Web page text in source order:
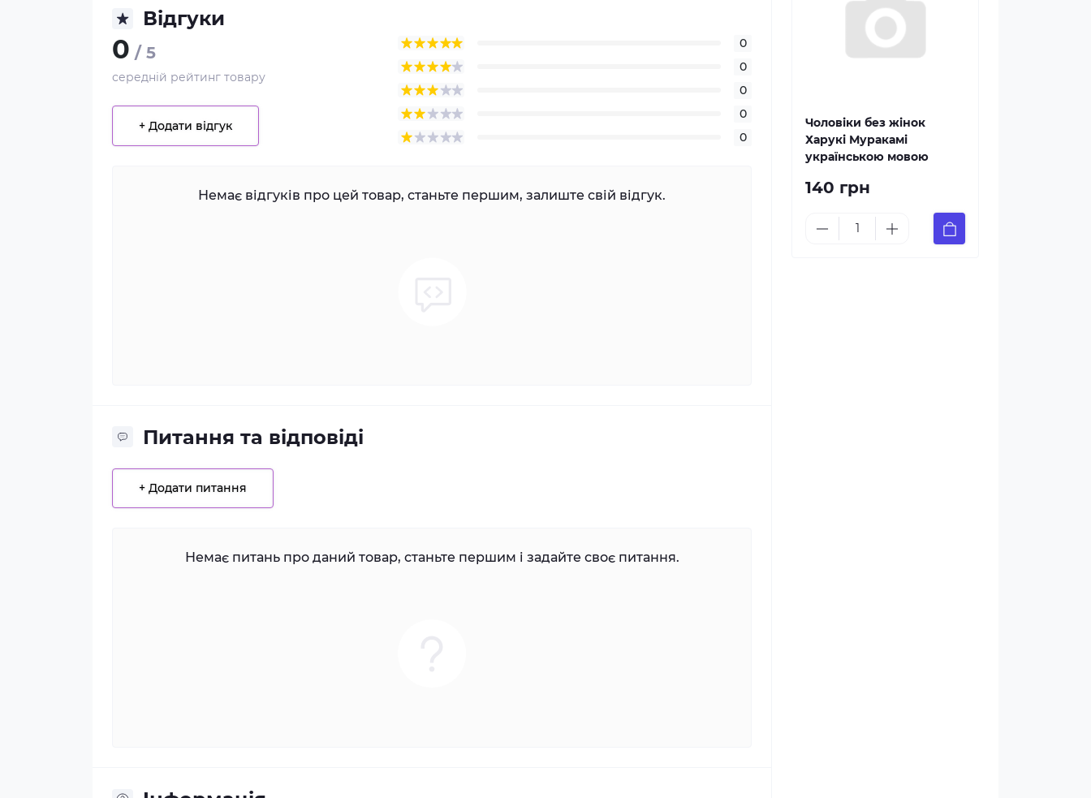
Відгуки
0 / 5
середній рейтинг товару
+ Додати відгук
0
0
0
0
0
Немає відгуків про цей товар, станьте першим, залиште свій відгук.
Питання та відповіді
+ Додати питання
Немає питань про даний товар, станьте першим і задайте своє питання.
Чоловіки без жінок
Харукі Муракамі
українською мовою
140 грн